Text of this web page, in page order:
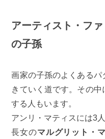
アーティスト・フ
の子孫
画家の子孫のよくある
きていく道です。その
する人もいます。
アンリ・マティスには3
長女のマルグリット・